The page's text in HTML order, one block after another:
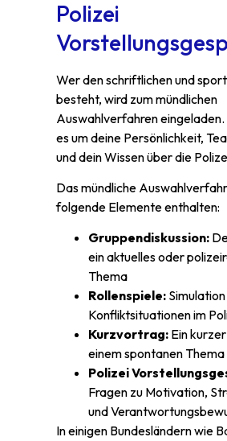
Polizei
Wer den schriftlichen und
besteht, wird zum mündlichen
Auswahlverfahren
es um deine Persönlichkeit,
und dein Wissen über die
Das mündliche
folgende Elemente enthalten:
Gruppendiskussion:
ein aktuelles oder
Thema
Rollenspiele:
Konfliktsituationen im
Kurzvortrag: Ein
einem spontanen Thema
Polizei
Fragen zu Motivation,
und
In einigen Bundesländern wie